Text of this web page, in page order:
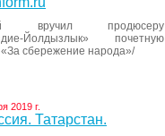
вручил продюсеру
Йолдызлык» почетную
сбережение народа»/
2019 г.
Татарстан.